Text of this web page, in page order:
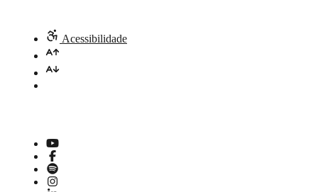
Acessibilidade